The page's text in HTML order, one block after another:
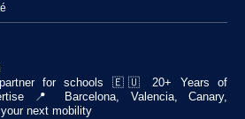
for schools 🇪🇺 20+ Years of
📍 Barcelona, Valencia, Canary,
your next mobility